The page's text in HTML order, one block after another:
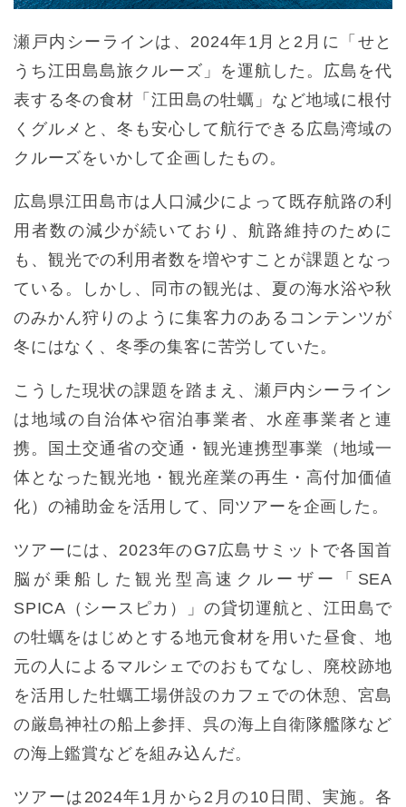
瀬戸内シーラインは、2024年1月と2月に「せと
うち江田島島旅クルーズ」を運航した。広島を代
表する冬の食材「江田島の牡蠣」など地域に根付
くグルメと、冬も安心して航行できる広島湾域の
クルーズをいかして企画したもの。
広島県江田島市は人口減少によって既存航路の利
用者数の減少が続いており、航路維持のために
も、観光での利用者数を増やすことが課題となっ
ている。しかし、同市の観光は、夏の海水浴や秋
のみかん狩りのように集客力のあるコンテンツが
冬にはなく、冬季の集客に苦労していた。
こうした現状の課題を踏まえ、瀬戸内シーライン
は地域の自治体や宿泊事業者、水産事業者と連
携。国土交通省の交通・観光連携型事業（地域一
体となった観光地・観光産業の再生・高付加価値
化）の補助金を活用して、同ツアーを企画した。
ツアーには、2023年のG7広島サミットで各国首
脳が乗船した観光型高速クルーザー「SEA
SPICA（シースピカ）」の貸切運航と、江田島で
の牡蠣をはじめとする地元食材を用いた昼食、地
元の人によるマルシェでのおもてなし、廃校跡地
を活用した牡蠣工場併設のカフェでの休憩、宮島
の厳島神社の船上参拝、呉の海上自衛隊艦隊など
の海上鑑賞などを組み込んだ。
ツアーは2024年1月から2月の10日間、実施。各